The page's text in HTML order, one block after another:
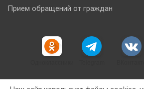
Прием обращений от граждан